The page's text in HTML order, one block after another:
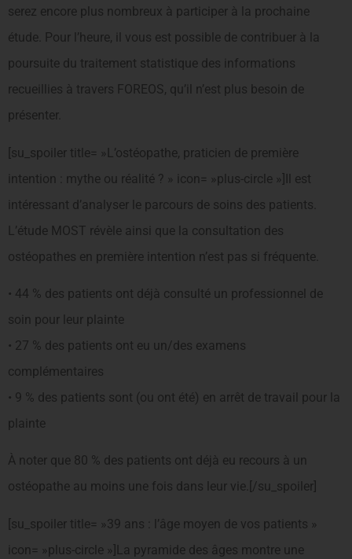
serez encore plus nombreux à participer à la prochaine
étude. Pour l’heure, il vous est possible de contribuer à la
poursuite du traitement statistique des informations
recueillies à travers FOREOS, qu’il n’est plus besoin de
présenter.
[su_spoiler title= »L’ostéopathe, praticien de première
intention : mythe ou réalité ? » icon= »plus-circle »]Il est
intéressant d’analyser le parcours de soins des patients.
L’étude MOST révèle ainsi que la consultation des
ostéopathes en première intention n’est pas si fréquente.
• 44 % des patients ont déjà consulté un professionnel de
soin pour leur plainte
• 27 % des patients ont eu un/des examens
complémentaires
• 9 % des patients sont (ou ont été) en arrêt de travail pour la
plainte
À noter que 80 % des patients ont déjà eu recours à un
ostéopathe au moins une fois dans leur vie.[/su_spoiler]
[su_spoiler title= »39 ans : l’âge moyen de vos patients »
icon= »plus-circle »]La pyramide des âges montre une